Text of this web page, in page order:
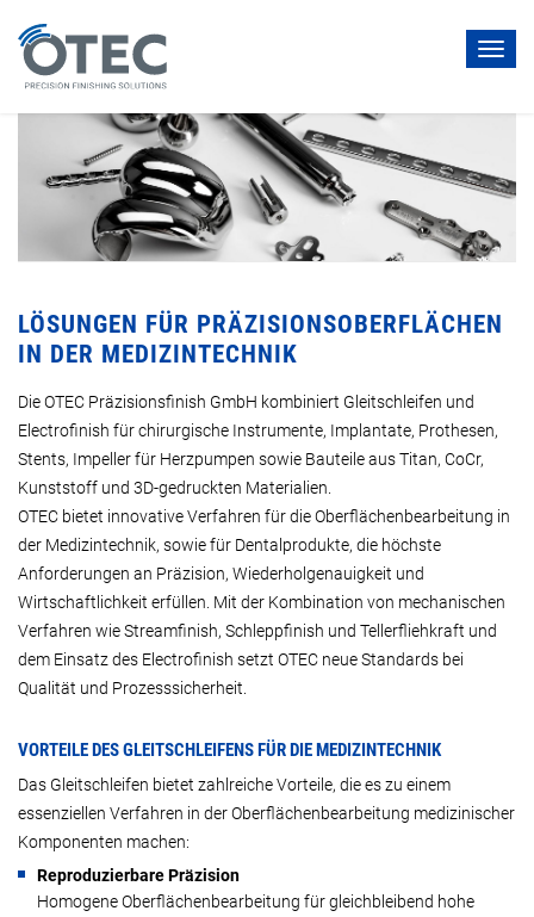
LÖSUNGEN FÜR PRÄZISIONSOBERFLÄCHEN
IN DER MEDIZINTECHNIK
Die OTEC Präzisionsfinish GmbH kombiniert Gleitschleifen und
Electrofinish für chirurgische Instrumente, Implantate, Prothesen,
Stents, Impeller für Herzpumpen sowie Bauteile aus Titan, CoCr,
Kunststoff und 3D-gedruckten Materialien.
OTEC bietet innovative Verfahren für die Oberflächenbearbeitung in
der Medizintechnik, sowie für Dentalprodukte, die höchste
Anforderungen an Präzision, Wiederholgenauigkeit und
Wirtschaftlichkeit erfüllen. Mit der Kombination von mechanischen
Verfahren wie Streamfinish, Schleppfinish und Tellerfliehkraft und
dem Einsatz des Electrofinish setzt OTEC neue Standards bei
Qualität und Prozesssicherheit.
VORTEILE DES GLEITSCHLEIFENS FÜR DIE MEDIZINTECHNIK
Das Gleitschleifen bietet zahlreiche Vorteile, die es zu einem
essenziellen Verfahren in der Oberflächenbearbeitung medizinischer
Komponenten machen:
Reproduzierbare Präzision
Homogene Oberflächenbearbeitung für gleichbleibend hohe